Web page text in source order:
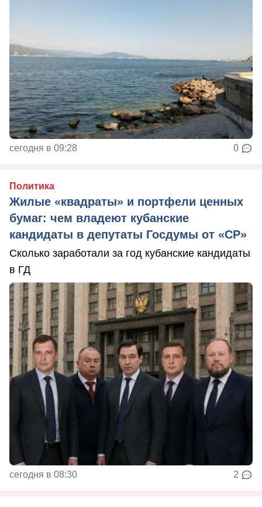
сегодня в 09:28 0
Политика
Жилые «квадраты» и портфели ценных
бумаг: чем владеют кубанские
кандидаты в депутаты Госдумы от «СР»
Сколько заработали за год кубанские кандидаты
в ГД
сегодня в 08:30 2